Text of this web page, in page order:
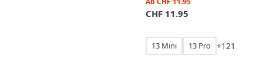
CHF 11.95
13 Mini 13 Pro +1 21